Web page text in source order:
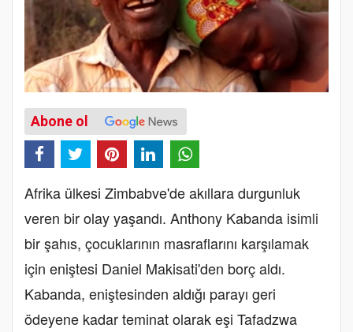
Abone ol
Afrika ülkesi Zimbabve'de akıllara durgunluk
veren bir olay yaşandı. Anthony Kabanda isimli
bir şahıs, çocuklarının masraflarını karşılamak
için eniştesi Daniel Makisati'den borç aldı.
Kabanda, eniştesinden aldığı parayı geri
ödeyene kadar teminat olarak eşi Tafadzwa